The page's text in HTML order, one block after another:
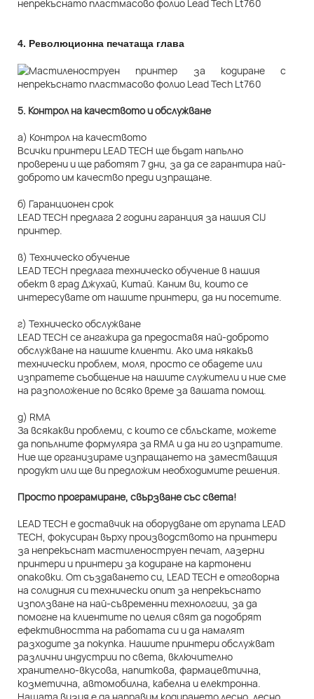
4. Революционна печатаща глава
5. Контрол на качеството и обслужване
а) Контрол на качеството
Всички принтери LEAD TECH ще бъдат напълно
проверени и ще работят 7 дни, за да се гарантира най-
доброто им качество преди изпращане.
б) Гаранционен срок
LEAD TECH предлага 2 години гаранция за нашия CIJ
принтер.
в) Техническо обучение
LEAD TECH предлага техническо обучение в нашия
обект в град Джухай, Китай. Каним ви, които се
интересувате от нашите принтери, да ни посетите.
г) Техническо обслужване
LEAD TECH се ангажира да предоставя най-доброто
обслужване на нашите клиенти. Ако има някакъв
технически проблем, моля, просто се обадете или
изпратете съобщение на нашите служители и ние сме
на разположение по всяко време за вашата помощ.
д) RMA
За всякакви проблеми, с които се сблъскате, можете
да попълните формуляра за RMA и да ни го изпратите.
Ние ще организираме изпращането на заместващия
продукт или ще ви предложим необходимите решения.
Просто програмиране, свързване със света!
LEAD TECH е доставчик на оборудване от групата LEAD
TECH, фокусиран върху производството на принтери
за непрекъснат мастиленоструен печат, лазерни
принтери и принтери за кодиране на картонени
опаковки. От създаването си, LEAD TECH е отговорна
на солидния си технически опит за непрекъснато
използване на най-съвременни технологии, за да
помогне на клиентите по целия свят да подобрят
ефективността на работата си и да намалят
разходите за покупка. Нашите принтери обслужват
различни индустрии по света, включително
хранително-вкусова, напиткова, фармацевтична,
козметична, автомобилна, кабелна и електронна.